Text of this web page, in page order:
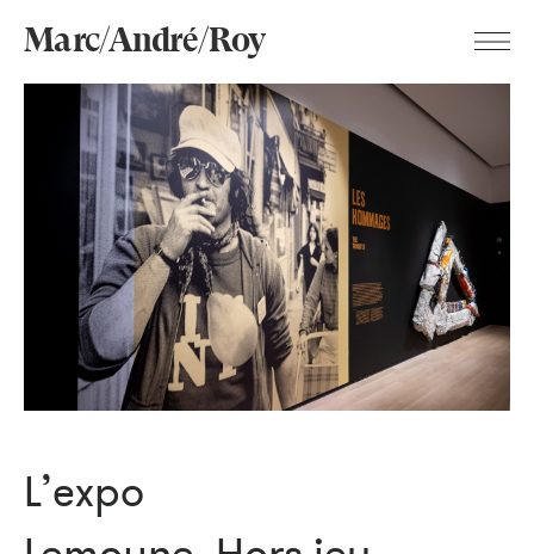
Marc/André/Roy
L’expo